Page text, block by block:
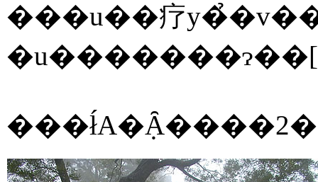
���u��疗